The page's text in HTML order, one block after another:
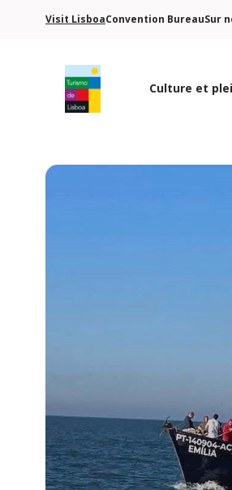
Visit LisboaConvention BureauSur
Culture et